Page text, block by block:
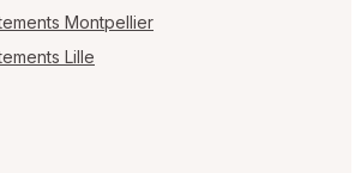
Montpellier
Lille